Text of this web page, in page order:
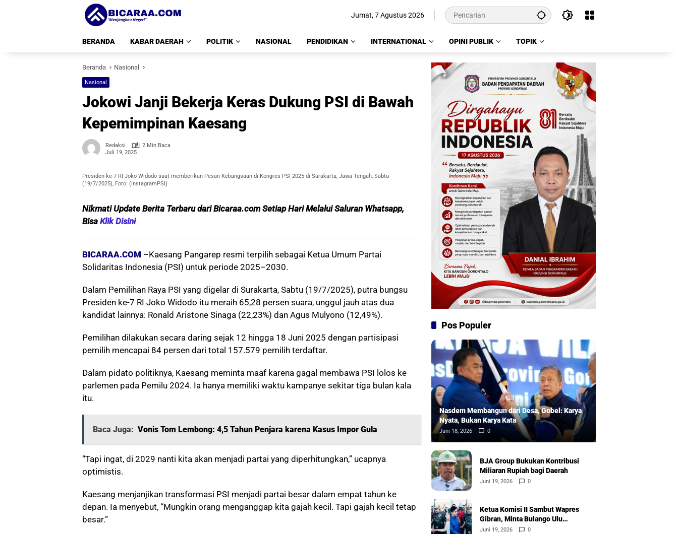
Jumat, 7 Agustus 2026
BERANDA KABAR DAERAH POLITIK NASIONAL PENDIDIKAN INTERNATIONAL OPINI PUBLIK TOPIK
Beranda Nasional
Nasional
Jokowi Janji Bekerja Keras Dukung PSI di Bawah
Kepemimpinan Kaesang
Redaksi
2 Min Baca
Juli 19, 2025
Presiden ke-7 RI Joko Widodo saat memberikan Pesan Kebangsaan di Kongres PSI 2025 di Surakarta, Jawa Tengah, Sabtu
(19/7/2025), Foto: (InstagramPSI)
Nikmati Update Berita Terbaru dari Bicaraa.com Setiap Hari Melalui Saluran Whatsapp,
Bisa Klik Disini
BICARAA.COM –Kaesang Pangarep resmi terpilih sebagai Ketua Umum Partai
Solidaritas Indonesia (PSI) untuk periode 2025–2030.
Dalam Pemilihan Raya PSI yang digelar di Surakarta, Sabtu (19/7/2025), putra bungsu
Presiden ke-7 RI Joko Widodo itu meraih 65,28 persen suara, unggul jauh atas dua
kandidat lainnya: Ronald Aristone Sinaga (22,23%) dan Agus Mulyono (12,49%).
Pemilihan dilakukan secara daring sejak 12 hingga 18 Juni 2025 dengan partisipasi
pemilih mencapai 84 persen dari total 157.579 pemilih terdaftar.
Dalam pidato politiknya, Kaesang meminta maaf karena gagal membawa PSI lolos ke
parlemen pada Pemilu 2024. Ia hanya memiliki waktu kampanye sekitar tiga bulan kala
itu.
Baca Juga: Vonis Tom Lembong: 4,5 Tahun Penjara karena Kasus Impor Gula
“Tapi ingat, di 2029 nanti kita akan menjadi partai yang diperhitungkan,” ucapnya
optimistis.
Kaesang menjanjikan transformasi PSI menjadi partai besar dalam empat tahun ke
depan. Ia menyebut, “Mungkin orang menganggap kita gajah kecil. Tapi gajah kecil tetap
besar.”
Pos Populer
Nasdem Membangun dari Desa, Gobel: Karya
Nyata, Bukan Karya Kata
Juni 18, 2026 0
BJA Group Bukukan Kontribusi
Miliaran Rupiah bagi Daerah
Juni 19, 2026 0
Ketua Komisi II Sambut Wapres
Gibran, Minta Bulango Ulu
Diprioritaskan
Juni 19, 2026 0